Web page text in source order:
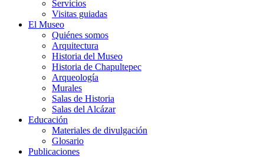
Servicios
Visitas guiadas
El Museo
Quiénes somos
Arquitectura
Historia del Museo
Historia de Chapultepec
Arqueología
Murales
Salas de Historia
Salas del Alcázar
Educación
Materiales de divulgación
Glosario
Publicaciones